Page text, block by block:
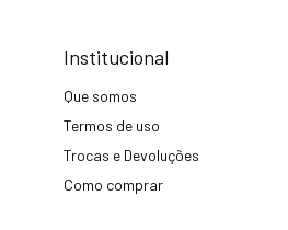
Institucional
Que somos
Termos de uso
Trocas e Devoluções
Como comprar